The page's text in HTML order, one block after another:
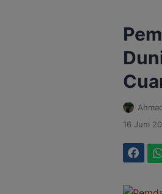
16 Juni